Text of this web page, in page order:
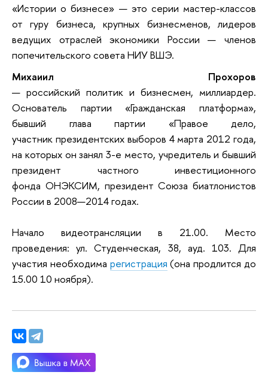
«Истории о бизнесе» — это серии мастер-классов
от гуру бизнеса, крупных бизнесменов, лидеров
ведущих отраслей экономики России — членов
попечительского совета НИУ ВШЭ.
Михаиил Прохоров
— российский политик и бизнесмен, миллиардер.
Основатель партии «Гражданская платформа»,
бывший глава партии «Правое дело,
участник президентских выборов 4 марта 2012 года,
на которых он занял 3-е место, учредитель и бывший
президент частного инвестиционного
фонда ОНЭКСИМ, президент Союза биатлонистов
России в 2008—2014 годах.
Начало видеотрансляции в 21.00. Место
проведения: ул. Студенческая, 38, ауд. 103. Для
участия необходима регистрация (она продлится до
15.00 10 ноября).